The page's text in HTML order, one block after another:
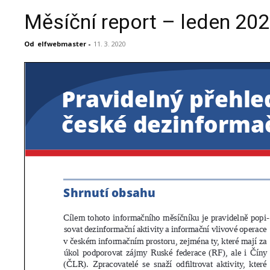
Měsíční report – leden
Od elfwebmaster - 11. 3. 2020